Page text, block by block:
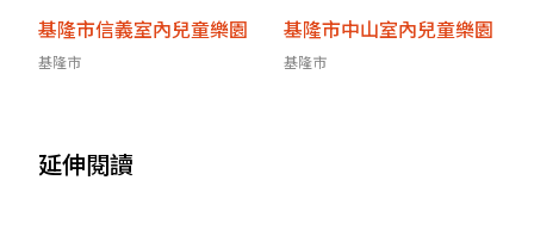
基隆市信義室內兒童樂園
基隆市
基隆市中山室內兒童樂園
基隆市
延伸閱讀